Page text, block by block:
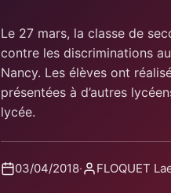
Le 27 mars, la classe de
contre les discriminations
Nancy. Les élèves ont
présentées à d’autres
lycée.
03/04/2018· FLOQUET